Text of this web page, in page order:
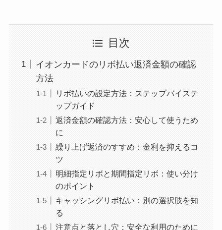
目次
イオンカードのリボ払い返済金額の確認
方法
リボ払いの設定方法：ステップバイステ
ップガイド
返済金額の確認方法：安心して使うため
に
繰り上げ返済のすすめ：金利を抑えるコ
ツ
明細指定リボと期間指定リボ：使い分け
のポイント
キャッシングリボ払い：別の選択肢を知
る
注意点と落とし穴：安全な利用のために